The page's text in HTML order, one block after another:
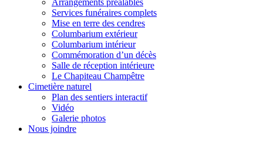
Arrangements préalables
Services funéraires complets
Mise en terre des cendres
Columbarium extérieur
Columbarium intérieur
Commémoration d’un décès
Salle de réception intérieure
Le Chapiteau Champêtre
Cimetière naturel
Plan des sentiers interactif
Vidéo
Galerie photos
Nous joindre